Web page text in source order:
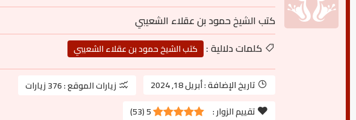
كتب الشيخ حمود بن عقلاء الشعيبي
كلمات دلالية :
كتب الشيخ حمود بن عقلاء الشعيبي
تاريخ الإضافة :أبريل 18, 2024 زيارات الموقع :376 زيارات
تقييم الزوار :
5
(
53
)